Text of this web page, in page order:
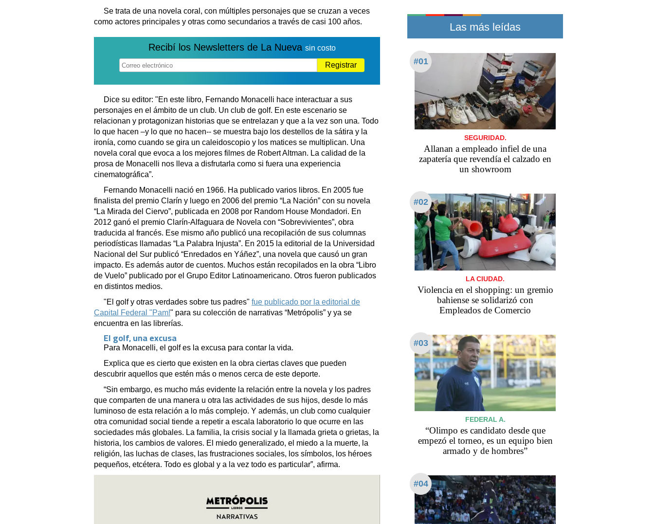
Se trata de una novela coral, con múltiples personajes que se cruzan a veces
como actores principales y otras como secundarios a través de casi 100 años.
Recibí los Newsletters de La Nueva sin costo
Registrar
Dice su editor: "En este libro, Fernando Monacelli hace interactuar a sus
personajes en el ámbito de un club. Un club de golf. En este escenario se
relacionan y protagonizan historias que se entrelazan y que a la vez son una. Todo
lo que hacen –y lo que no hacen-- se muestra bajo los destellos de la sátira y la
ironía, como cuando se gira un caleidoscopio y los matices se multiplican. Una
novela coral que evoca a los mejores filmes de Robert Altman. La calidad de la
prosa de Monacelli nos lleva a disfrutarla como si fuera una experiencia
cinematográfica”.
Fernando Monacelli nació en 1966. Ha publicado varios libros. En 2005 fue
finalista del premio Clarín y luego en 2006 del premio “La Nación” con su novela
“La Mirada del Ciervo”, publicada en 2008 por Random House Mondadori. En
2012 ganó el premio Clarín-Alfaguara de Novela con “Sobrevivientes”, obra
traducida al francés. Ese mismo año publicó una recopilación de sus columnas
periodísticas llamadas “La Palabra Injusta”. En 2015 la editorial de la Universidad
Nacional del Sur publicó “Enredados en Yáñez”, una novela que causó un gran
impacto. Es además autor de cuentos. Muchos están recopilados en la obra “Libro
de Vuelo” publicado por el Grupo Editor Latinoamericano. Otros fueron publicados
en distintos medios.
"El golf y otras verdades sobre tus padres" fue publicado por la editorial de
Capital Federal "Pam!" para su colección de narrativas “Metrópolis” y ya se
encuentra en las librerías.
El golf, una excusa
Para Monacelli, el golf es la excusa para contar la vida.
Explica que es cierto que existen en la obra ciertas claves que pueden
descubrir aquellos que estén más o menos cerca de este deporte.
“Sin embargo, es mucho más evidente la relación entre la novela y los padres
que comparten de una manera u otra las actividades de sus hijos, desde lo más
luminoso de esta relación a lo más complejo. Y además, un club como cualquier
otra comunidad social tiende a repetir a escala laboratorio lo que ocurre en las
sociedades más globales. La familia, la crisis social y la llamada grieta o grietas, la
historia, los cambios de valores. El miedo generalizado, el miedo a la muerte, la
religión, las luchas de clases, las frustraciones sociales, los símbolos, los héroes
pequeños, etcétera. Todo es global y a la vez todo es particular”, afirma.
Las más leídas
#01
SEGURIDAD.
Allanan a empleado infiel de una
zapatería que revendía el calzado en
un showroom
#02
LA CIUDAD.
Violencia en el shopping: un gremio
bahiense se solidarizó con
Empleados de Comercio
#03
FEDERAL A.
“Olimpo es candidato desde que
empezó el torneo, es un equipo bien
armado y de hombres”
#04